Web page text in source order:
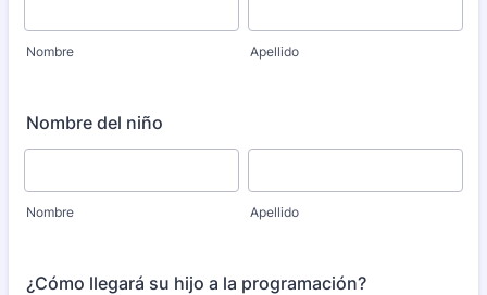
Nombre Apellido
Nombre del niño
Nombre Apellido
¿Cómo llegará su hijo a la programación?